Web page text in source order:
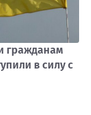
гражданам
в силу с